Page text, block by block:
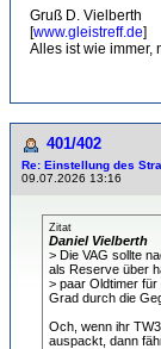
Gruß D. Vielberth
[www.gleistreff.de]
Alles ist wie immer,
401/402
Re: Einstellung des
09.07.2026 13:16
Zitat
Daniel Vielberth
> Die VAG sollte
als Reserve über
> paar Oldtimer
Grad durch die
Och, wenn ihr
auspackt, dann